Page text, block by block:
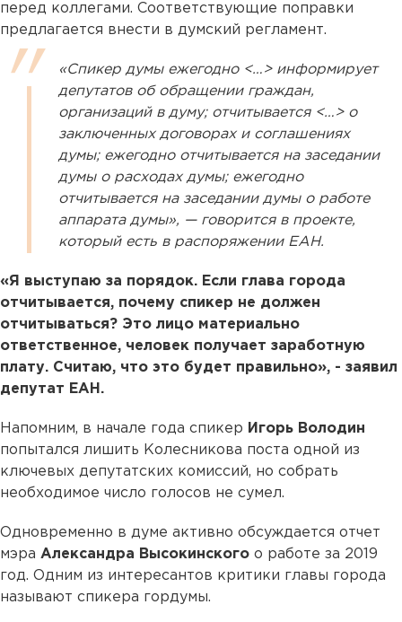
перед коллегами. Соответствующие поправки
предлагается внести в думский регламент.
«Спикер думы ежегодно <…> информирует
депутатов об обращении граждан,
организаций в думу; отчитывается <…> о
заключенных договорах и соглашениях
думы; ежегодно отчитывается на заседании
думы о расходах думы; ежегодно
отчитывается на заседании думы о работе
аппарата думы», — говорится в проекте,
который есть в распоряжении ЕАН.
«Я выступаю за порядок. Если глава города
отчитывается, почему спикер не должен
отчитываться? Это лицо материально
ответственное, человек получает заработную
плату. Считаю, что это будет правильно», - заявил
депутат ЕАН.
Напомним, в начале года спикер Игорь Володин
попытался лишить Колесникова поста одной из
ключевых депутатских комиссий, но собрать
необходимое число голосов не сумел.
Одновременно в думе активно обсуждается отчет
мэра Александра Высокинского о работе за 2019
год. Одним из интересантов критики главы города
называют спикера гордумы.